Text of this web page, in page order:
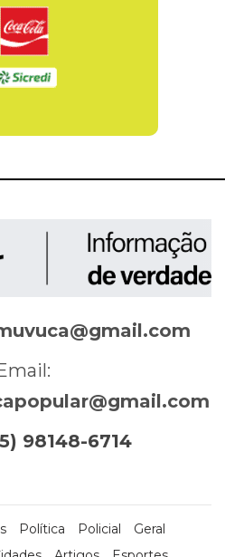
98148-6714
Política Policial
Geral